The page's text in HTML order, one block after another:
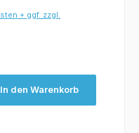
+ ggf. zzgl.
In den Warenkorb